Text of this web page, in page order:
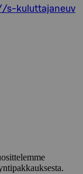
s-kuluttajaneuv